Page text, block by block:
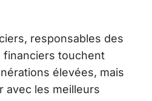
responsables des
financiers touchent
élevées, mais
avec les meilleurs